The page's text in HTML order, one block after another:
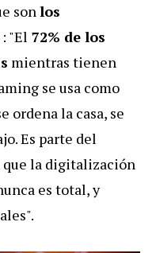
sonlos
: "El 72% de los
mientras tienen
se usa como
ordena la casa, se
Es parte del
que la digitalización
es total, y